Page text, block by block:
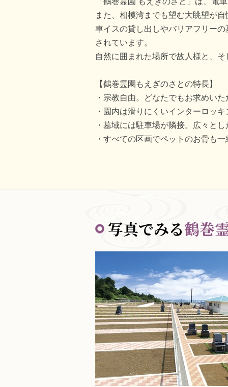
また、相模湾までも望む大眺望が
車イスの貸し出しやバリアフリー
されています。
自然に囲まれた場所で故人様と、
【鶴巻霊園もえぎのさとの特長】
宗教自由。どなたでもお求めいた
園内は滑りにくいインターロッキ
墓域には駐車場が隣接。広々と
すべての区画でペットのお骨も
写真でみる鶴巻